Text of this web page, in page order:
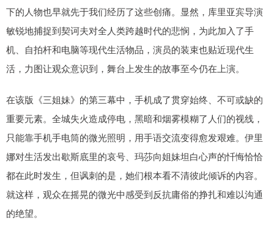
下的人物也早就先于我们经历了这些创痛。显然，库里亚宾导演
敏锐地捕捉到契诃夫对全人类跨越时代的悲悯，为此加入了手
机、自拍杆和电脑等现代生活物品，演员的装束也贴近现代生
活，力图让观众意识到，舞台上发生的故事至今仍在上演。
在该版《三姐妹》的第三幕中，手机成了贯穿始终、不可或缺的
重要元素。全城失火造成停电，黑暗和烟雾模糊了人们的视线，
只能靠手机手电筒的微光照明，用手语交流变得愈发艰难。伊里
娜对生活发出歇斯底里的哀号、玛莎向姐妹坦白心声的忏悔恰恰
都在此时发生，但讽刺的是，她们根本看不清彼此倾诉的内容。
就这样，观众在摇晃的微光中感受到反抗庸俗的挣扎和难以沟通
的绝望。